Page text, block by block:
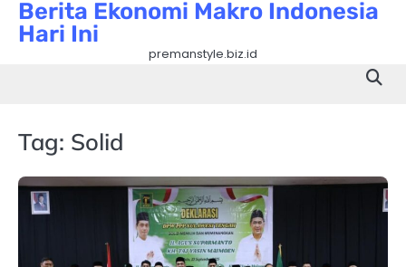
SkipBerita Ekonomi Makro Indonesia
Hari Ini
premanstyle.biz.id
Tag: Solid